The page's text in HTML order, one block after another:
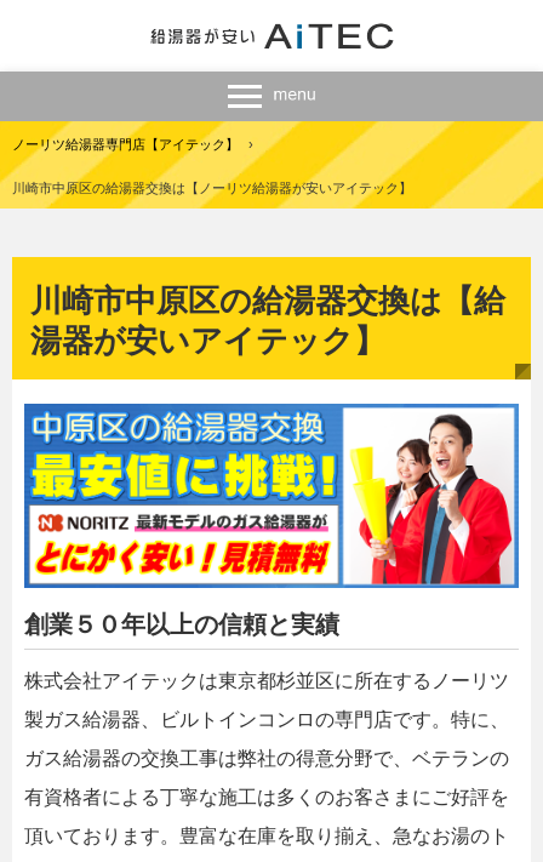
ノーリツ給湯器専門店【アイテック】 ›
川崎市中原区の給湯器交換は【ノーリツ給湯器が安いアイテック】
川崎市中原区の給湯器交換は【給
湯器が安いアイテック】
創業５０年以上の信頼と実績
株式会社アイテックは東京都杉並区に所在するノーリツ
製ガス給湯器、ビルトインコンロの専門店です。特に、
ガス給湯器の交換工事は弊社の得意分野で、ベテランの
有資格者による丁寧な施工は多くのお客さまにご好評を
頂いております。豊富な在庫を取り揃え、急なお湯のト